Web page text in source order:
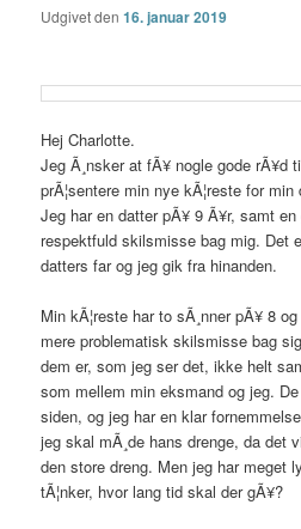
Udgivet den16. januar 2019
Hej Charlotte.
Jeg Ã¸nsker at fÃ¥ nogle gode rÃ¥d
prÃ¦sentere min nye kÃ¦reste for min
Jeg har en datter pÃ¥ 9 Ã¥r, samt
respektfuld skilsmisse bag mig. Det
datters far og jeg gik fra hinanden.
Min kÃ¦reste har to sÃ¸nner pÃ¥ 8
mere problematisk skilsmisse bag
dem er, som jeg ser det, ikke helt
som mellem min eksmand og jeg.
siden, og jeg har en klar
jeg skal mÃ¸de hans drenge, da det
den store dreng. Men jeg har meget
tÃ¦nker, hvor lang tid skal der gÃ¥?